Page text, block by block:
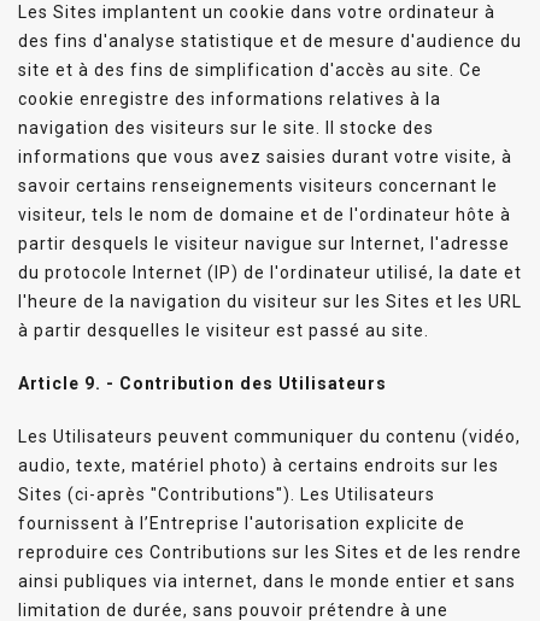
Les Sites implantent un cookie dans votre ordinateur à
des fins d'analyse statistique et de mesure d'audience du
site et à des fins de simplification d'accès au site. Ce
cookie enregistre des informations relatives à la
navigation des visiteurs sur le site. Il stocke des
informations que vous avez saisies durant votre visite, à
savoir certains renseignements visiteurs concernant le
visiteur, tels le nom de domaine et de l'ordinateur hôte à
partir desquels le visiteur navigue sur Internet, l'adresse
du protocole Internet (IP) de l'ordinateur utilisé, la date et
l'heure de la navigation du visiteur sur les Sites et les URL
à partir desquelles le visiteur est passé au site.
Article 9. - Contribution des Utilisateurs
Les Utilisateurs peuvent communiquer du contenu (vidéo,
audio, texte, matériel photo) à certains endroits sur les
Sites (ci-après "Contributions"). Les Utilisateurs
fournissent à l’Entreprise l'autorisation explicite de
reproduire ces Contributions sur les Sites et de les rendre
ainsi publiques via internet, dans le monde entier et sans
limitation de durée, sans pouvoir prétendre à une